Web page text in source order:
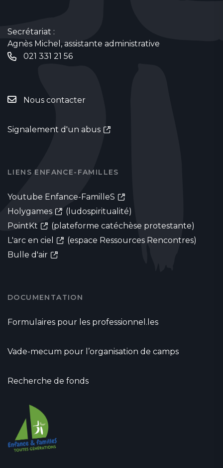
Secrétariat :
Agnès Michel, assistante administrative
021 331 21 56
Nous contacter
Signalement d'un abus
LIENS ENFANCE-FAMILLES
Youtube Enfance-FamilleS
Holygames
(ludospiritualité)
PointKt
(plateforme catéchèse protestante)
L'arc en ciel
(espace Ressources Rencontres)
Bulle d'air
DOCUMENTATION
Formulaires pour les professionnel.les
Vade-mecum pour l’organisation de camps
Recherche de fonds